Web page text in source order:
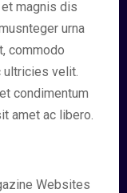
magnis dis
urna
commodo
ultricies velit.
condimentum
amet ac libero.
Websites